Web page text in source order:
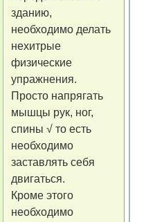
зданию,
необходимо делать
нехитрые
физические
упражнения.
Просто напрягать
мышцы рук, ног,
спины √ то есть
необходимо
заставлять себя
двигаться.
Кроме этого
необходимо